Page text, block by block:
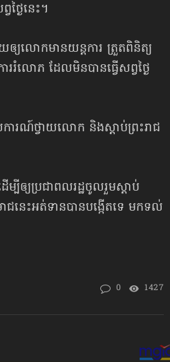
ថ្ងៃនេះ។
ឲ្យលោកមានយន្តការ ត្រួតពិនិត្យ
រំលោភ ដែលមិនបានធ្វើសព្វថ្ងៃ
ការណ៍ថ្វាយលោក និងស្ដាប់ព្រះរាជ
បីឲ្យប្រជាពលរដ្ឋចូលរួមស្តាប់
នេះអត់ទានបានបង្កើតទេ មកទល់
0 1427